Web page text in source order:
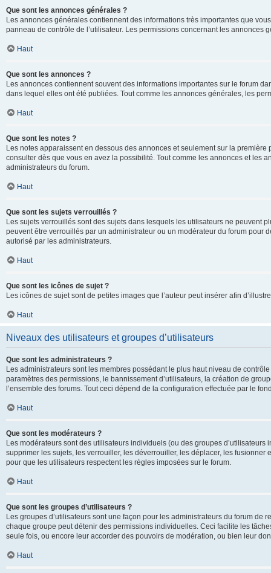
Que sont les annonces générales ?
Les annonces générales contiennent des informations très importantes que
panneau de contrôle de l’utilisateur. Les permissions concernant les annonces
Haut
Que sont les annonces ?
Les annonces contiennent souvent des informations importantes sur le forum
dans lequel elles ont été publiées. Tout comme les annonces générales, les
Haut
Que sont les notes ?
Les notes apparaissent en dessous des annonces et seulement sur la
consulter dès que vous en avez la possibilité. Tout comme les annonces et les
administrateurs du forum.
Haut
Que sont les sujets verrouillés ?
Les sujets verrouillés sont des sujets dans lesquels les utilisateurs ne peuvent
peuvent être verrouillés par un administrateur ou un modérateur du forum pour
autorisé par les administrateurs.
Haut
Que sont les icônes de sujet ?
Les icônes de sujet sont de petites images que l’auteur peut insérer afin
Haut
Niveaux des utilisateurs et groupes d’utilisateurs
Que sont les administrateurs ?
Les administrateurs sont les membres possédant le plus haut niveau de
paramètres des permissions, le bannissement d’utilisateurs, la création de
l’ensemble des forums. Tout ceci dépend de la configuration effectuée par le
Haut
Que sont les modérateurs ?
Les modérateurs sont des utilisateurs individuels (ou des groupes
supprimer les sujets, les verrouiller, les déverrouiller, les déplacer, les
pour que les utilisateurs respectent les règles imposées sur le forum.
Haut
Que sont les groupes d’utilisateurs ?
Les groupes d’utilisateurs sont une façon pour les administrateurs du forum
chaque groupe peut détenir des permissions individuelles. Ceci facilite les
seule fois, ou encore leur accorder des pouvoirs de modération, ou bien leur
Haut